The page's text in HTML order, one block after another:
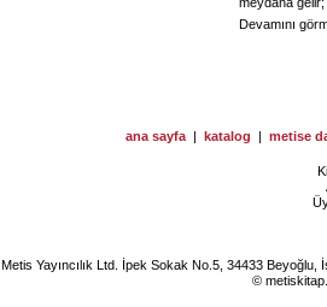
Devamını
ana sayfa | katalog | metise
Metis Yayıncılık Ltd. İpek Sokak No.5, 34433
©